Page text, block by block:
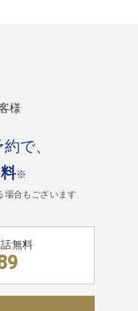
様
で、
※
場合もございます
無料